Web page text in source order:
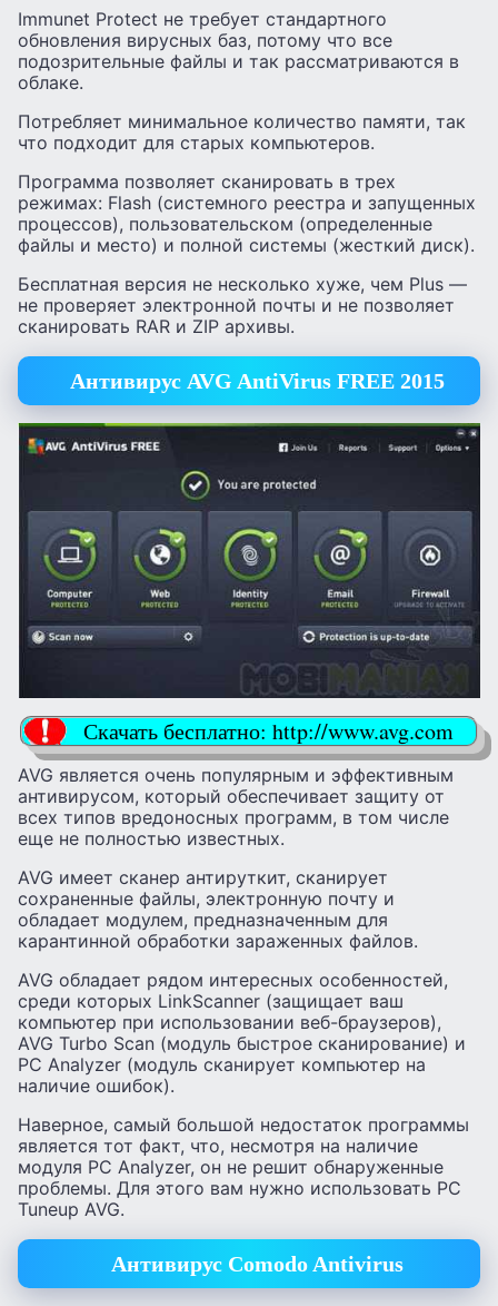
Immunet Protect не требует стандартного
обновления вирусных баз, потому что все
подозрительные файлы и так рассматриваются в
облаке.
Потребляет минимальное количество памяти, так
что подходит для старых компьютеров.
Программа позволяет сканировать в трех
режимах: Flash (системного реестра и запущенных
процессов), пользовательском (определенные
файлы и место) и полной системы (жесткий диск).
Бесплатная версия не несколько хуже, чем Plus —
не проверяет электронной почты и не позволяет
сканировать RAR и ZIP архивы.
Антивирус AVG AntiVirus FREE 2015
Скачать бесплатно: http://www.avg.com
AVG является очень популярным и эффективным
антивирусом, который обеспечивает защиту от
всех типов вредоносных программ, в том числе
еще не полностью известных.
AVG имеет сканер антируткит, сканирует
сохраненные файлы, электронную почту и
обладает модулем, предназначенным для
карантинной обработки зараженных файлов.
AVG обладает рядом интересных особенностей,
среди которых LinkScanner (защищает ваш
компьютер при использовании веб-браузеров),
AVG Turbo Scan (модуль быстрое сканирование) и
PC Analyzer (модуль сканирует компьютер на
наличие ошибок).
Наверное, самый большой недостаток программы
является тот факт, что, несмотря на наличие
модуля PC Analyzer, он не решит обнаруженные
проблемы. Для этого вам нужно использовать PC
Tuneup AVG.
Антивирус Comodo Antivirus